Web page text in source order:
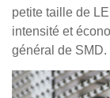
petite taille de
intensité et
général de SMD.